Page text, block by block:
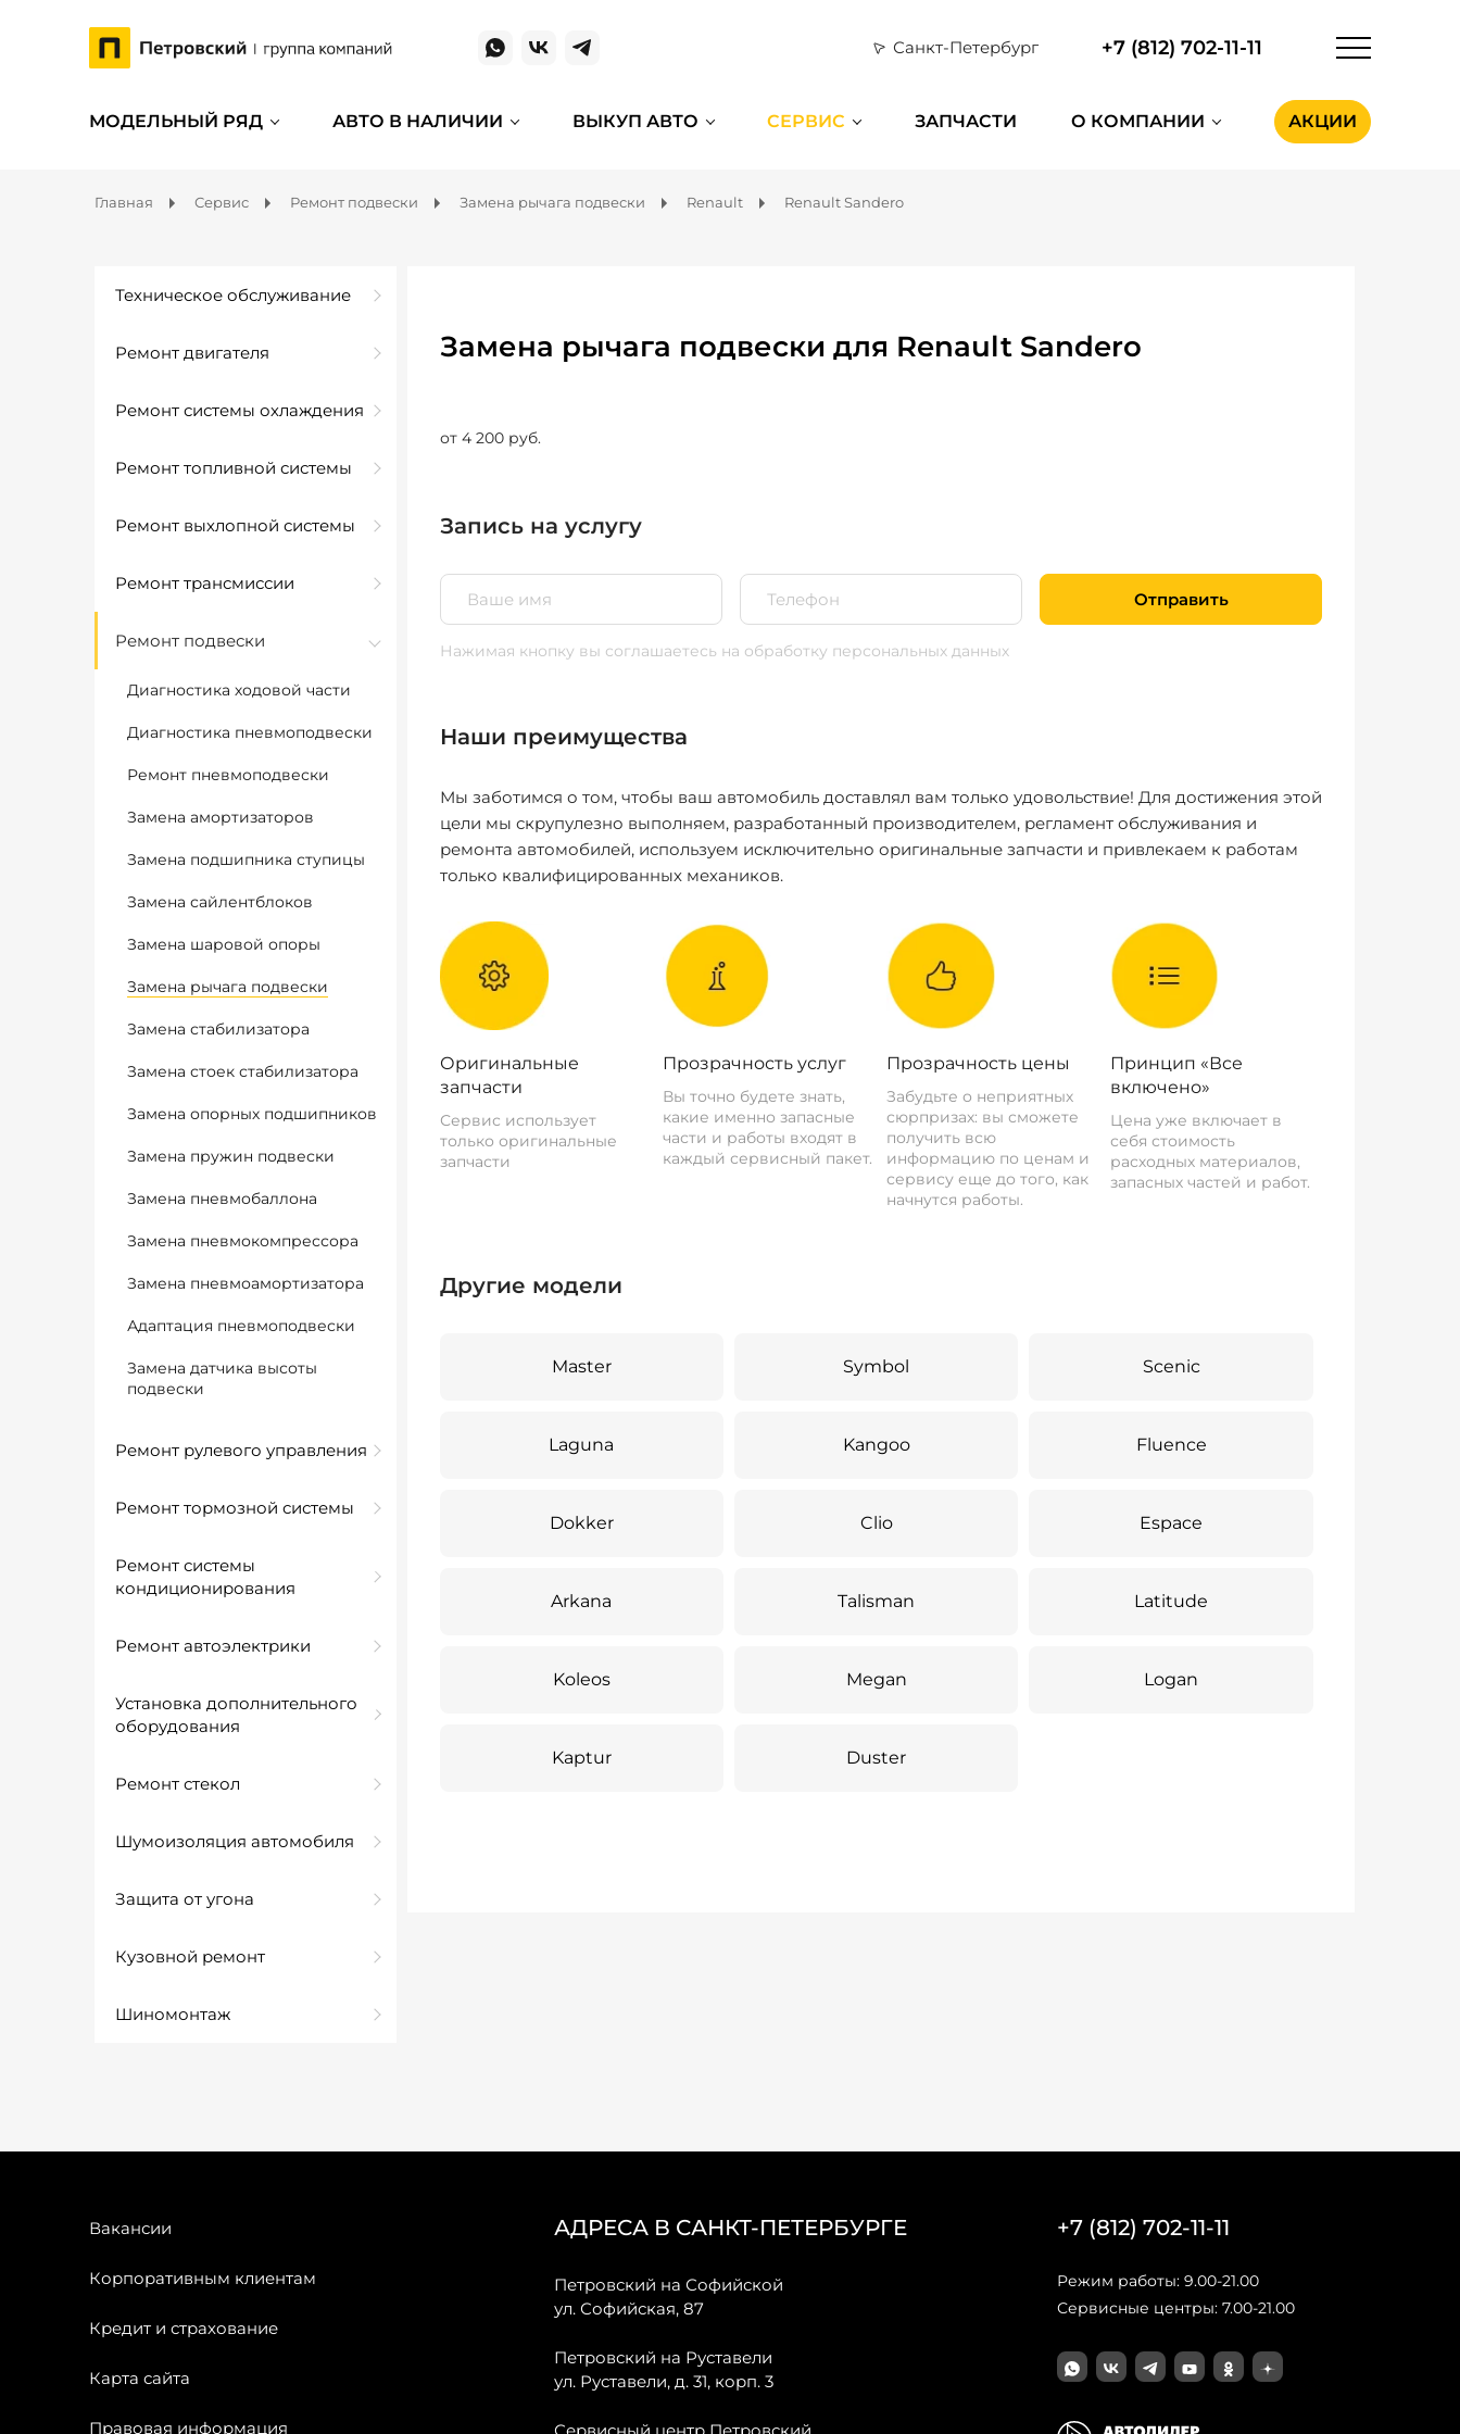
Санкт-Петербург +7 (812) 702-11-11
МОДЕЛЬНЫЙ РЯД АВТО В НАЛИЧИИ ВЫКУП АВТО СЕРВИС ЗАПЧАСТИ О КОМПАНИИ АКЦИИ
Главная Сервис Ремонт подвески Замена рычага подвески Renault Renault Sandero
Техническое обслуживание
Ремонт двигателя
Ремонт системы охлаждения
Ремонт топливной системы
Ремонт выхлопной системы
Ремонт трансмиссии
Ремонт подвески
Диагностика ходовой части
Диагностика пневмоподвески
Ремонт пневмоподвески
Замена амортизаторов
Замена подшипника ступицы
Замена сайлентблоков
Замена шаровой опоры
Замена рычага подвески
Замена стабилизатора
Замена стоек стабилизатора
Замена опорных подшипников
Замена пружин подвески
Замена пневмобаллона
Замена пневмокомпрессора
Замена пневмоамортизатора
Адаптация пневмоподвески
Замена датчика высоты
подвески
Ремонт рулевого управления
Ремонт тормозной системы
Ремонт системы
кондиционирования
Ремонт автоэлектрики
Установка дополнительного
оборудования
Ремонт стекол
Шумоизоляция автомобиля
Защита от угона
Кузовной ремонт
Шиномонтаж
Замена рычага подвески для Renault Sandero
от 4 200 руб.
Запись на услугу
Отправить
Нажимая кнопку вы соглашаетесь на обработку персональных данных
Наши преимущества
Мы заботимся о том, чтобы ваш автомобиль доставлял вам только удовольствие! Для достижения этой
цели мы скрупулезно выполняем, разработанный производителем, регламент обслуживания и
ремонта автомобилей, используем исключительно оригинальные запчасти и привлекаем к работам
только квалифицированных механиков.
Оригинальные
запчасти
Сервис использует
только оригинальные
запчасти
Прозрачность услуг
Вы точно будете знать,
какие именно запасные
части и работы входят в
каждый сервисный пакет.
Прозрачность цены
Забудьте о неприятных
сюрпризах: вы сможете
получить всю
информацию по ценам и
сервису еще до того, как
начнутся работы.
Принцип «Все
включено»
Цена уже включает в
себя стоимость
расходных материалов,
запасных частей и работ.
Другие модели
Master Symbol Scenic
Laguna Kangoo Fluence
Dokker Clio Espace
Arkana Talisman Latitude
Koleos Megan Logan
Kaptur Duster
Вакансии
Корпоративным клиентам
Кредит и страхование
Карта сайта
Правовая информация
АДРЕСА В САНКТ-ПЕТЕРБУРГЕ
Петровский на Софийской
ул. Софийская, 87
Петровский на Руставели
ул. Руставели, д. 31, корп. 3
+7 (812) 702-11-11
Режим работы: 9.00-21.00
Сервисные центры: 7.00-21.00